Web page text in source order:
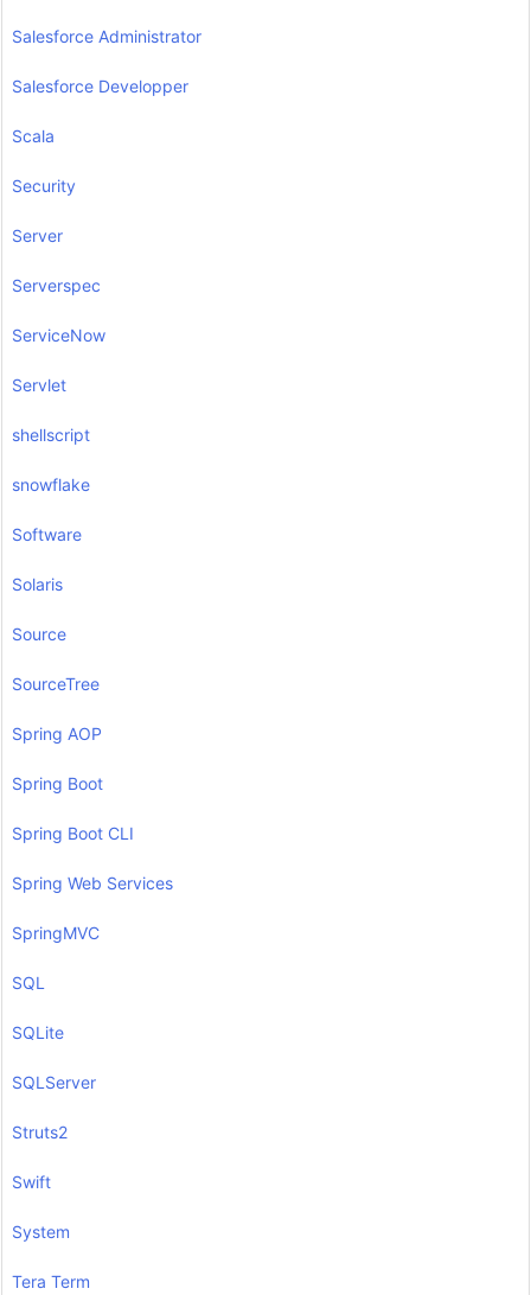
Salesforce Administrator
Salesforce Developper
Scala
Security
Server
Serverspec
ServiceNow
Servlet
shellscript
snowflake
Software
Solaris
Source
SourceTree
Spring AOP
Spring Boot
Spring Boot CLI
Spring Web Services
SpringMVC
SQL
SQLite
SQLServer
Struts2
Swift
System
Tera Term